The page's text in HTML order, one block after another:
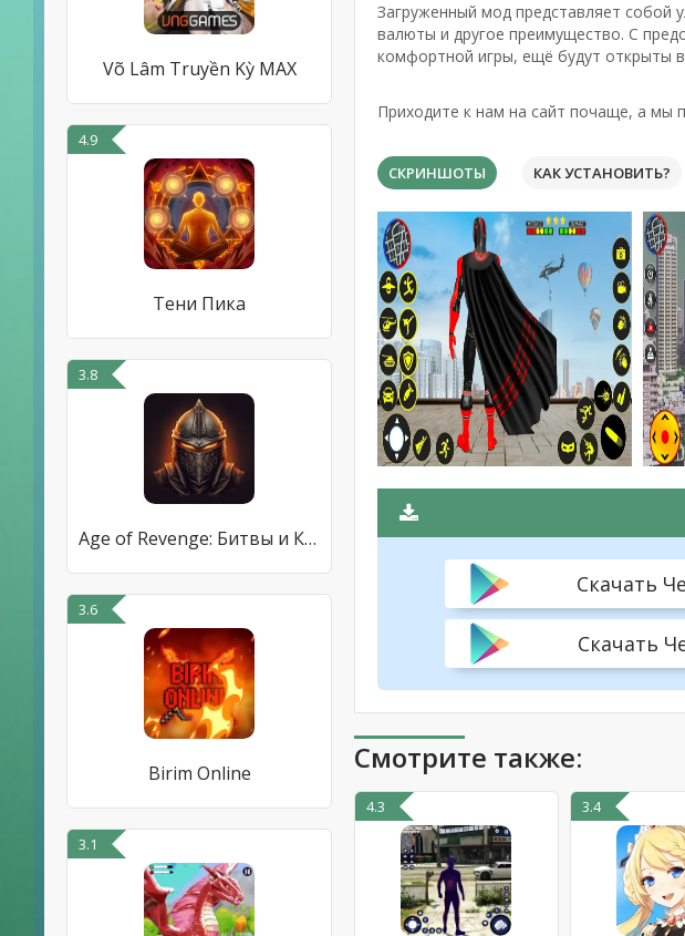
Võ Lâm Truyền Kỳ MAX
4.9
Тени Пика
3.8
Age of Revenge: Битвы и Кланы
3.6
Birim Online
3.1
Загруженный мод представляет собой
валюты и другое преимущество. С
комфортной игры, ещё будут открыты
Приходите к нам на сайт почаще, а мы
СКРИНШОТЫ КАК УСТАНОВИТЬ?
Скачать
Скачать
Смотрите также:
4.3 3.4